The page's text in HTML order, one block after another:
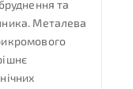
та
Металева